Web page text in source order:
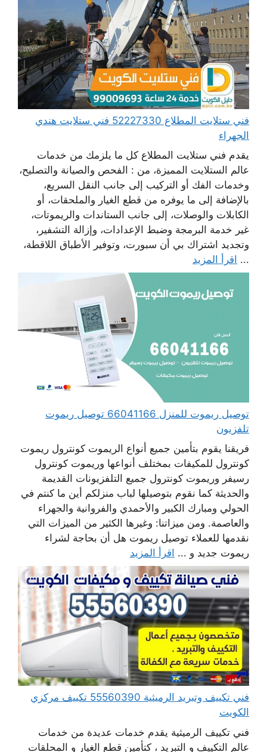
فني ستلايت المطلاع 52227330 فني ستلايت هندي
الجهراء
يقدم فني ستلايت المطلاع كل ما يلزمك من خدمات
عالم الستلايت المميزة، من : الفحص والصيانة والتصليح،
وخدمات الفك أو التركيب إلى جانب النقل السريع،
بالإضافة إلى ما يوفره من قطع الغيار والملحقات، أو
الكابلات والوصلات، إلى جانب الستاندات والريموتات،
غير خدمة البرمجة وضبط الإعدادات، وإزالة التشفير،
وتجديد اشتراك بي أن سبورت، وتوفير الأطباق اللاقطة،
... اقرأ المزيد
توصيل ريموت للمنزل 66041166 توصيل ريموت
تلفزيون
فريقنا يقوم بتأمين جميع أنواع الريموت كونترول ريموت
كونترول للمكيفات بمختلف أنواعها وريموت كونترول
رسيفر وريموت كونترول جميع التلفزيونات القديمة
والحديثة كما نقوم بتوصيلها لباب منزلكم أين ما كنتم في
الحولي ومبارك الكبير والأحمدي والفروانية والجهراء
والعاصمة. ومن ميزاتنا: وغيرها الكثير من الميزات التي
نقدمها للعملاء توصيل ريموت هل أن بحاجة لشراء
ريموت جديد و ... اقرأ المزيد
فني تكييف وتبريد الرميثية 55560390 تكييف مركزي
الكويت
فني تكييف الرميثية يقدم خدمات عديدة من خدمات
عالم التكييف و التبريد ، كتأمين قطع الغيار و المحلقات